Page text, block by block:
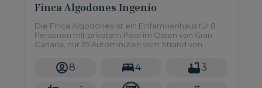
Finca Algodones Ingenio
Die Finca Algodones ist ein Einfamilienhaus für 8
Personen mit privatem Pool im Osten von Gran
Canaria, nur 25 Autominuten vom Strand von
8 4 3